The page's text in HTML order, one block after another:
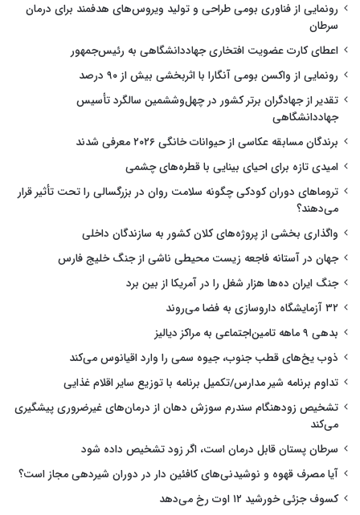
رونمایی از فناوری بومی طراحی و تولید ویروس‌های هدفمند برای درمان
سرطان
اعطای کارت عضویت افتخاری جهاددانشگاهی به رئیس‌جمهور
رونمایی از واکسن بومی آنگارا با اثربخشی بیش از ۹۰ درصد
تقدیر از جهادگران برتر کشور در چهل‌وششمین سالگرد تأسیس
جهاددانشگاهی
برندگان مسابقه عکاسی از حیوانات خانگی ۲۰۲۶ معرفی شدند
امیدی تازه برای احیای بینایی با قطره‌های چشمی
تروماهای دوران کودکی چگونه سلامت روان در بزرگسالی را تحت تأثیر قرار
می‌دهند؟
واگذاری بخشی از پروژه‌های کلان کشور به سازندگان داخلی
جهان در آستانه فاجعه زیست محیطی ناشی از جنگ خلیج فارس
جنگ ایران ده‌ها هزار شغل را در آمریکا از بین برد
۳۲ آزمایشگاه داروسازی به فضا می‌روند
بدهی ۹ ماهه تامین‌اجتماعی به مراکز دیالیز
ذوب یخ‌های قطب جنوب، جیوه سمی را وارد اقیانوس می‌کند
تداوم برنامه شیر مدارس/تکمیل برنامه با توزیع سایر اقلام غذایی
تشخیص زودهنگام سندرم سوزش دهان از درمان‌های غیرضروری پیشگیری
می‌کند
سرطان پستان قابل درمان است، اگر زود تشخیص داده شود
آیا مصرف قهوه و نوشیدنی‌های کافئین دار در دوران شیردهی مجاز است؟
کسوف جزئی خورشید ۱۲ اوت رخ می‌دهد